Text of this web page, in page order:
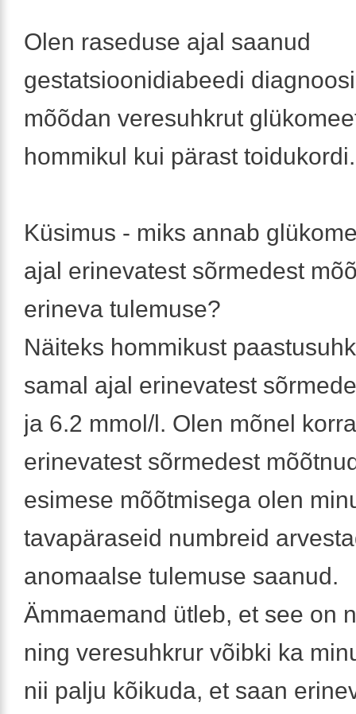
Olen raseduse ajal saanud
gestatsioonidiabeedi
mõõdan veresuhkrut
hommikul kui pärast toidukordi.
Küsimus - miks annab
ajal erinevatest sõrmedest
erineva tulemuse?
Näiteks hommikust
samal ajal erinevatest
ja 6.2 mmol/l. Olen mõnel
erinevatest sõrmedest
esimese mõõtmisega olen
tavapäraseid numbreid
anomaalse tulemuse saanud.
Ämmaemand ütleb, et see on
ning veresuhkrur võibki ka
nii palju kõikuda, et saan